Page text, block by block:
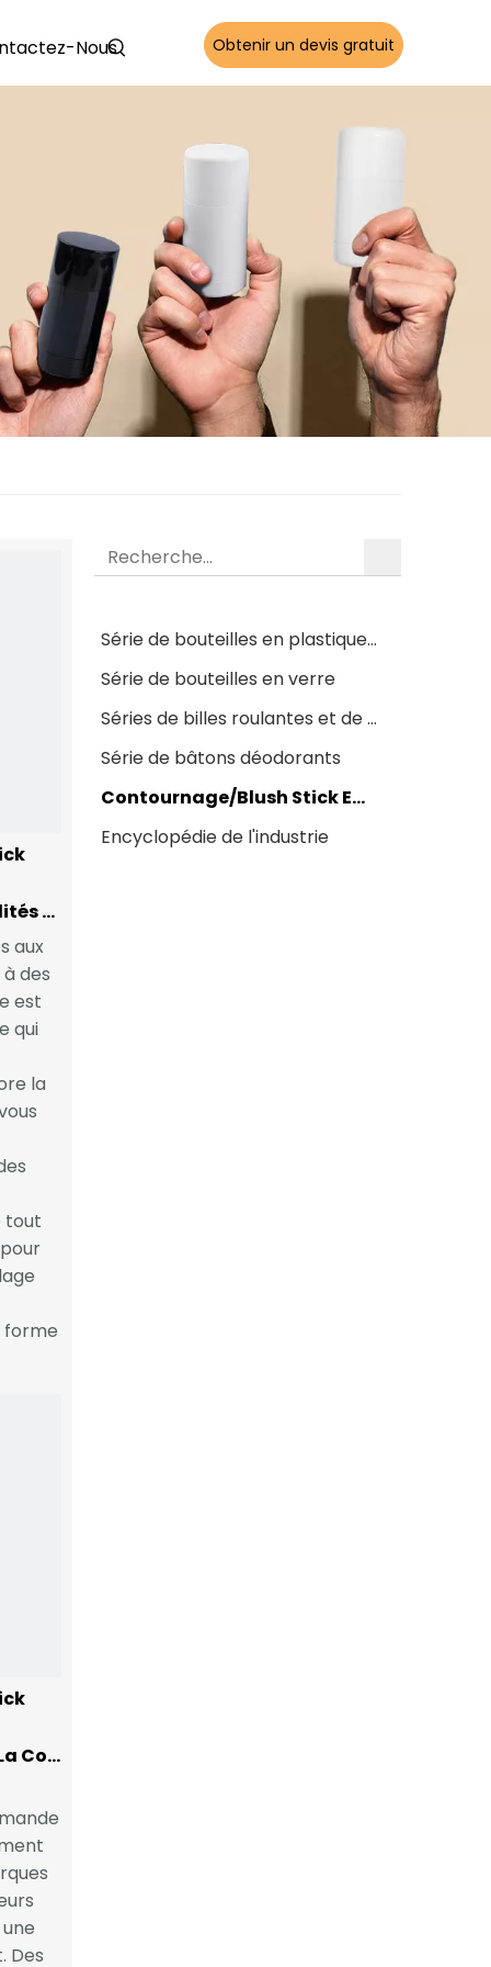
Nous Obtenir un devis gratuit
Ajouter Des Fonctionnalités À Blush Emballage: Options De Taille De Voyage
aux
des
est
qui
la
tout
forme
Que Considérer Lors De La Commande D'emballage Blush Personnalisé
Des
Série de bouteilles en plastique roll-on
Série de bouteilles en verre
Séries de billes roulantes et de billes roulantes
Série de bâtons déodorants
Contournage/Blush Stick Emballage
Encyclopédie de l'industrie